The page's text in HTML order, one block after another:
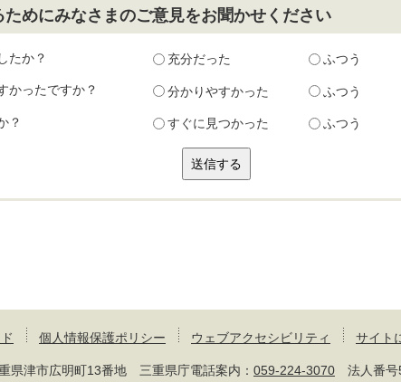
めにみなさまのご意見をお聞かせください
たか？ 充分だった ふつう
かったですか？ 分かりやすかった ふつう
？ すぐに見つかった ふつう
個人情報保護ポリシー ウェブアクセシビリティ サイト
県津市広明町13番地 三重県庁電話案内： 059-224-3070 法人番号